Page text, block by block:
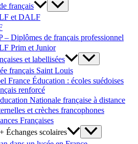
français
et DALF
– Diplômes de français professionnel
Prim et Junior
et labellisées
français Saint Louis
France Éducation : écoles suédoises
renforcé
Nationale française à distance
et crèches francophones
Françaises
Échanges scolaires